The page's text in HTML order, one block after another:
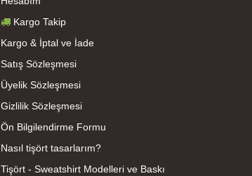
Kargo Takip
Kargo & İptal ve İade
Satış Sözleşmesi
Üyelik Sözleşmesi
Gizlilik Sözleşmesi
Ön Bilgilendirme Formu
Nasıl tişört tasarlarım?
Tişört - Sweatshirt Modelleri ve Baskı